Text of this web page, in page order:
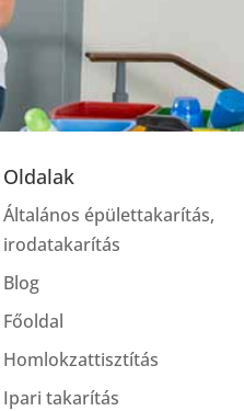
Oldalak
Általános épülettakarítás,
irodatakarítás
Blog
Főoldal
Homlokzattisztítás
Ipari takarítás